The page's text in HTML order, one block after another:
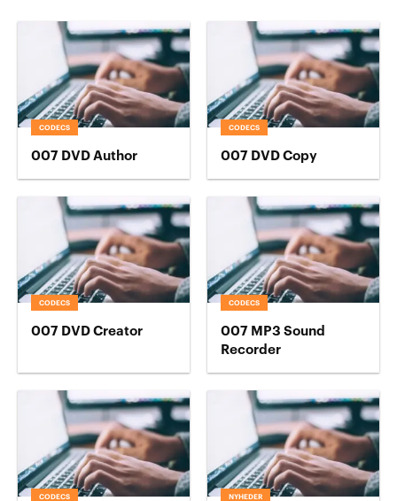
CODECS
007 DVD Author
CODECS
007 DVD Copy
CODECS
007 DVD Creator
CODECS
007 MP3 Sound
Recorder
CODECS NYHEDER